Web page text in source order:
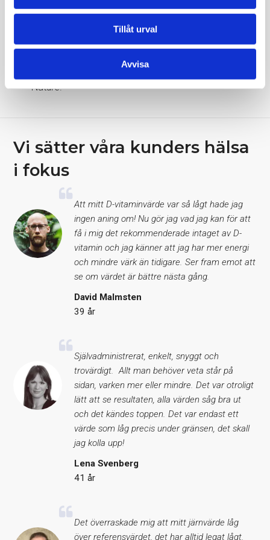
Tillåt urval
Avvisa
provsvar.
Störst utbud av blodprover i Sverige.
Nature.
Vi sätter våra kunders hälsa
i fokus
Att mitt D-vitaminvärde var så lågt hade jag
ingen aning om! Nu gör jag vad jag kan för att
få i mig det rekommenderade intaget av D-
vitamin och jag känner att jag har mer energi
och mindre värk än tidigare. Ser fram emot att
se om värdet är bättre nästa gång.
David Malmsten
39 år
Självadministrerat, enkelt, snyggt och
trovärdigt. Allt man behöver veta står på
sidan, varken mer eller mindre. Det var otroligt
lätt att se resultaten, alla värden såg bra ut
och det kändes toppen. Det var endast ett
värde som låg precis under gränsen, det skall
jag kolla upp!
Lena Svenberg
41 år
Det överraskade mig att mitt järnvärde låg
över referensvärdet, det har alltid legat lågt.